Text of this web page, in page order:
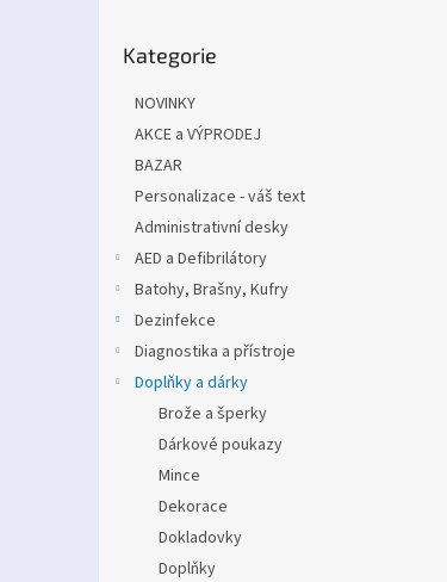
kategorie
Kategorie
NOVINKY
AKCE a VÝPRODEJ
BAZAR
Personalizace - váš text
Administrativní desky
AED a Defibrilátory
Batohy, Brašny, Kufry
Dezinfekce
Diagnostika a přístroje
Doplňky a dárky
Brože a šperky
Dárkové poukazy
Mince
Dekorace
Dokladovky
Doplňky